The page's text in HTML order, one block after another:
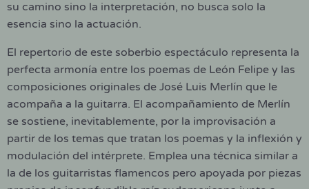
su camino sino la interpretación, no busca solo la
esencia sino la actuación.
El repertorio de este soberbio espectáculo representa la
perfecta armonía entre los poemas de León Felipe y las
composiciones originales de José Luis Merlín que le
acompaña a la guitarra. El acompañamiento de Merlín
se sostiene, inevitablemente, por la improvisación a
partir de los temas que tratan los poemas y la inflexión y
modulación del intérprete. Emplea una técnica similar a
la de los guitarristas flamencos pero apoyada por piezas